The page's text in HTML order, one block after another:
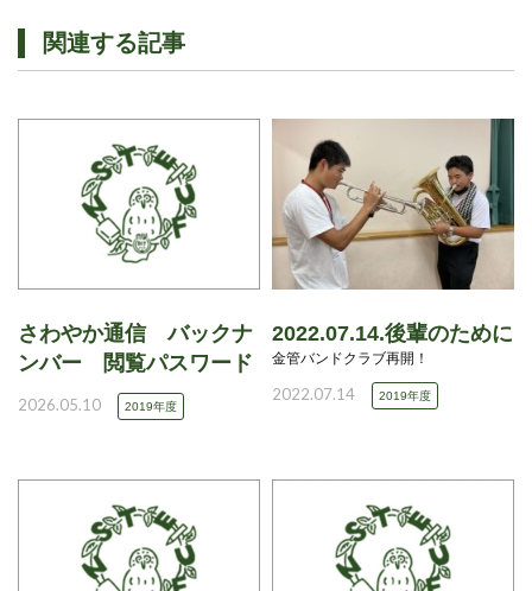
関連する記事
さわやか通信 バックナ
ンバー 閲覧パスワード
2026.05.10 2019年度
2022.07.14.後輩のために
金管バンドクラブ再開！
2022.07.14 2019年度